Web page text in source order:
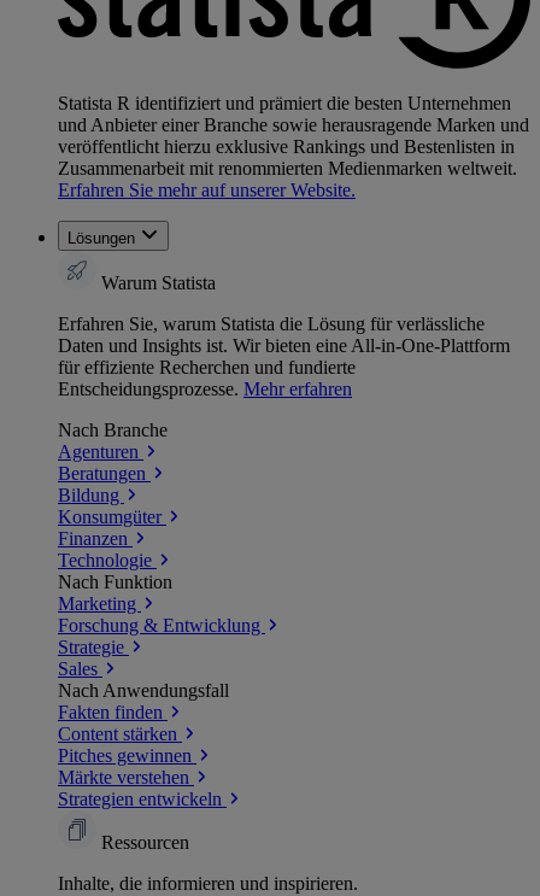
Statista R identifiziert und prämiert die besten Unternehmen
und Anbieter einer Branche sowie herausragende Marken und
veröffentlicht hierzu exklusive Rankings und Bestenlisten in
Zusammenarbeit mit renommierten Medienmarken weltweit.
Erfahren Sie mehr auf unserer Website.
Lösungen
Warum Statista
Erfahren Sie, warum Statista die Lösung für verlässliche
Daten und Insights ist. Wir bieten eine All-in-One-Plattform
für effiziente Recherchen und fundierte
Entscheidungsprozesse. Mehr erfahren
Nach Branche
Agenturen
Beratungen
Bildung
Konsumgüter
Finanzen
Technologie
Nach Funktion
Marketing
Forschung & Entwicklung
Strategie
Sales
Nach Anwendungsfall
Fakten finden
Content stärken
Pitches gewinnen
Märkte verstehen
Strategien entwickeln
Ressourcen
Inhalte, die informieren und inspirieren.